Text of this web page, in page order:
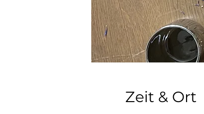
Zeit & Ort